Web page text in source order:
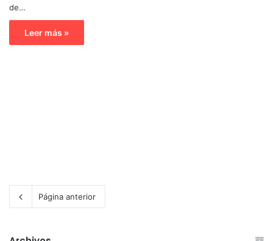
de…
Leer más »
Página anterior